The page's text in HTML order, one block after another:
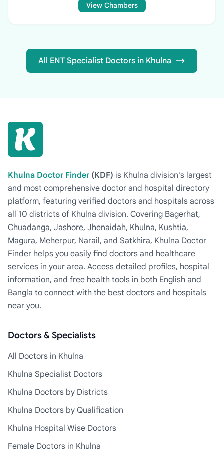
View Chambers
All ENT Specialist Doctors in Khulna
Khulna Doctor Finder (KDF) is Khulna division's largest
and most comprehensive doctor and hospital directory
platform, featuring verified doctors and hospitals across
all 10 districts of Khulna division. Covering Bagerhat,
Chuadanga, Jashore, Jhenaidah, Khulna, Kushtia,
Magura, Meherpur, Narail, and Satkhira, Khulna Doctor
Finder helps you easily find doctors and healthcare
services in your area. Access detailed profiles, hospital
information, and free health tools in both English and
Bangla to connect with the best doctors and hospitals
near you.
Doctors & Specialists
All Doctors in Khulna
Khulna Specialist Doctors
Khulna Doctors by Districts
Khulna Doctors by Qualification
Khulna Hospital Wise Doctors
Female Doctors in Khulna